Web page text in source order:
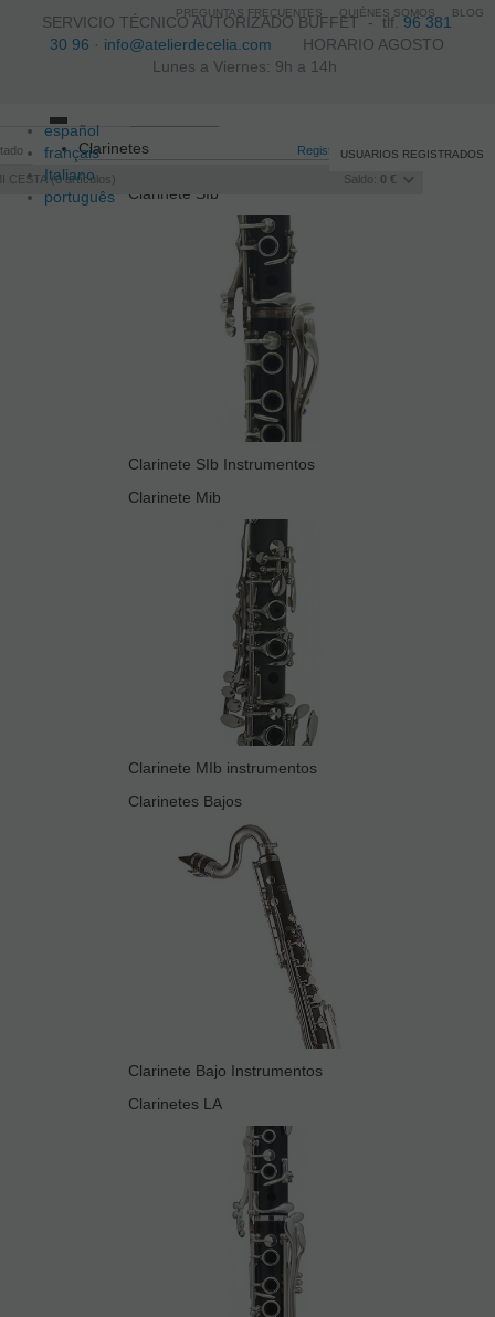
SERVICIO TÉCNICO AUTORIZADO BUFFET -tlf.96 381
30 96 · info@atelierdecelia.com HORARIO AGOSTO
Lunes a Viernes: 9h a 14h
español
français
Italiano
português
Registro /Iniciar sesión
CESTA 0artículos Saldo: 0 €
USUARIOS REGISTRADOS
Toggle
navigation
Clarinetes
Clarinete SIb
Clarinete SIb Instrumentos
Clarinete Mib
Clarinete MIb instrumentos
Clarinetes Bajos
Clarinete Bajo Instrumentos
Clarinetes LA
PREGUNTAS FRECUENTES QUIÉNES SOMOS BLOG